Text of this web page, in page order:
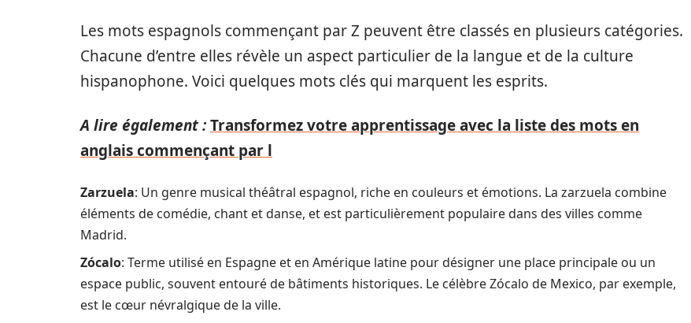
Les mots espagnols commençant par Z peuvent être classés en plusieurs catégories.
Chacune d’entre elles révèle un aspect particulier de la langue et de la culture
hispanophone. Voici quelques mots clés qui marquent les esprits.
A lire également :Transformez votre apprentissage avec la liste des mots en
anglais commençant par l
Zarzuela: Un genre musical théâtral espagnol, riche en couleurs et émotions. La zarzuela combine
éléments de comédie, chant et danse, et est particulièrement populaire dans des villes comme
Madrid.
Zócalo: Terme utilisé en Espagne et en Amérique latine pour désigner une place principale ou un
espace public, souvent entouré de bâtiments historiques. Le célèbre Zócalo de Mexico, par exemple,
est le cœur névralgique de la ville.